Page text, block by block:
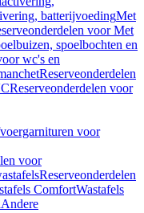
batterijvoedingMet
voor Met
spoelbochten en
wc's en
Reserveonderdelen
Reserveonderdelen voor
voor
voor
Reserveonderdelen
ComfortWastafels
Andere